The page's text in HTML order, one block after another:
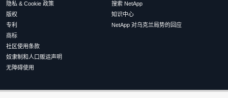
隐私 & Cookie 政策
版权
专利
商标
社区使用条款
奴隶制和人口贩运声明
无障碍使用
搜索 NetApp
知识中心
NetApp 对乌克兰局势的回应